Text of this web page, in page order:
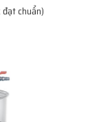
chuẩn)